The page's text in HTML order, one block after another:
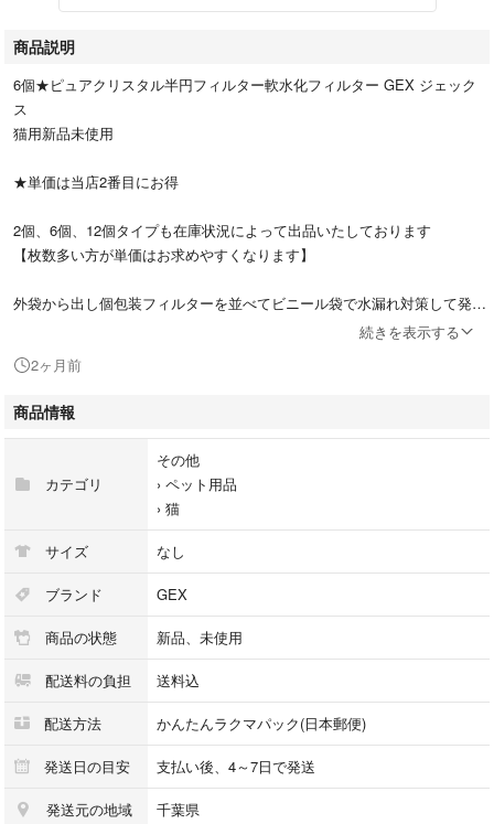
商品説明
6個★ピュアクリスタル半円フィルター軟水化フィルター GEX ジェック
ス
猫用新品未使用
★単価は当店2番目にお得
2個、6個、12個タイプも在庫状況によって出品いたしております
【枚数多い方が単価はお求めやすくなります】
外袋から出し個包装フィルターを並べてビニール袋で水漏れ対策して発送
売り上げは全て動物保護活動費に充てるためフリマ出品致しておりますた
めお値引き交渉は御免なさい
宜しければ是非ご検討くださいませ
写真3枚目の様に左のリニューアル前と比較しますと細分化炭等の濾過成
分が目に見える様になりましたがメーカーによりますとゴミやカビではな
く濾過成分ですので安心してご使用くださいませ
下部尿路の健康維持に（半円タイプ）
マグネシウム、カルシウムを除去 イオニック（イオン交換樹脂）ネコち
ゃんによりやさしい水に 20%増量 ※メーカー比菌の増殖をおさえ、カルキ
臭も吸着 抗菌活性炭配合
商品仕様/スペック
素材PP,PE,ポリエステル、活性炭、抗菌活性炭、イオン交換樹脂
★ビニールの防水対策、匿名配送です
★非喫煙者宅の冷暗室にて保管しております
続きを表示する
2ヶ月前
商品情報
カテゴリ
その他
› ペット用品
› 猫
サイズ なし
ブランド GEX
商品の状態 新品、未使用
配送料の負担 送料込
配送方法 かんたんラクマパック(日本郵便)
発送日の目安 支払い後、4～7日で発送
発送元の地域 千葉県